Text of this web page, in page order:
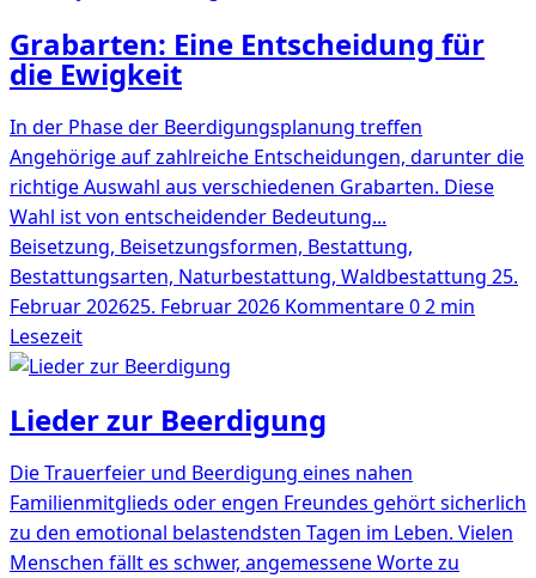
Grabarten: Eine Entscheidung für
die Ewigkeit
In der Phase der Beerdigungsplanung treffen
Angehörige auf zahlreiche Entscheidungen, darunter die
richtige Auswahl aus verschiedenen Grabarten. Diese
Wahl ist von entscheidender Bedeutung...
Beisetzung, Beisetzungsformen, Bestattung,
Bestattungsarten, Naturbestattung, Waldbestattung 25.
Februar 202625. Februar 2026 Kommentare 02 min
Lesezeit
Lieder zur Beerdigung
Die Trauerfeier und Beerdigung eines nahen
Familienmitglieds oder engen Freundes gehört sicherlich
zu den emotional belastendsten Tagen im Leben. Vielen
Menschen fällt es schwer, angemessene Worte zu